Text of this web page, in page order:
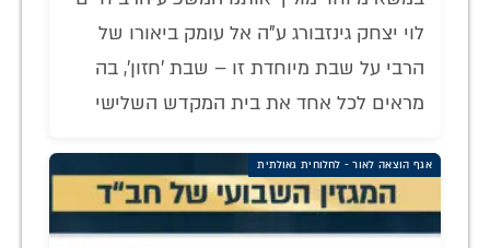
לוי יצחק גינזבורג ע"ה אל עומק ביאורו של
הרבי על שבת מיוחדת זו – שבת 'חזון', בה
מראים לכל אחד את בית המקדש השלישי
אגף הוצאה לאור - לחלוחית גאולתית